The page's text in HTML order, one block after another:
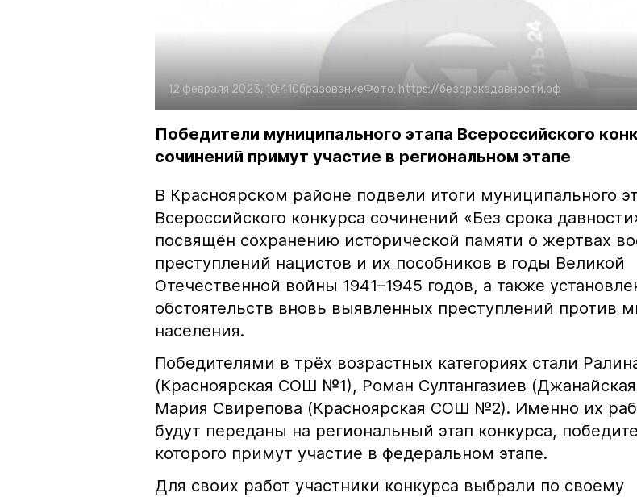
12 февраля 2023, 10:41ОбразованиеФото: https://безсрокадавности.рф
Победители муниципального этапа Всероссийского
сочинений примут участие в региональном этапе
В Красноярском районе подвели итоги муниципального
Всероссийского конкурса сочинений «Без срока
посвящён сохранению исторической памяти о жертвах
преступлений нацистов и их пособников в годы Великой
Отечественной войны 1941–1945 годов, а также
обстоятельств вновь выявленных преступлений против
населения.
Победителями в трёх возрастных категориях стали
(Красноярская СОШ №1), Роман Султангазиев
Мария Свирепова (Красноярская СОШ №2). Именно их
будут переданы на региональный этап конкурса,
которого примут участие в федеральном этапе.
Для своих работ участники конкурса выбрали по своему